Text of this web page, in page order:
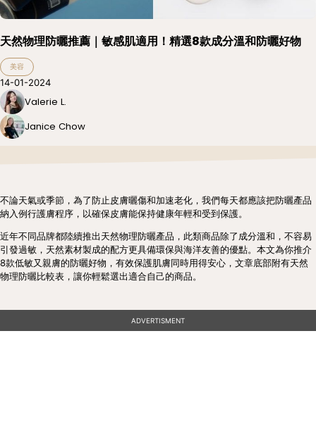
天然物理防曬推薦｜敏感肌適用！精選8款成分溫和防曬好物
美容
14-01-2024
Valerie L.
Janice Chow
不論天氣或季節，為了防止皮膚曬傷和加速老化，我們每天都應該把防曬產品
納入例行護膚程序，以確保皮膚能保持健康年輕和受到保護。
近年不同品牌都陸續推出天然物理防曬產品，此類商品除了成分溫和，不容易
引發過敏，天然素材製成的配方更具備環保與海洋友善的優點。本文為你推介
8款低敏又親膚的防曬好物，有效保護肌膚同時用得安心，文章底部附有天然
物理防曬比較表，讓你輕鬆選出適合自己的商品。
ADVERTISMENT